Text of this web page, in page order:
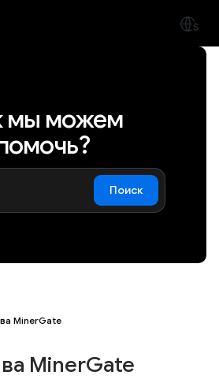
мы можем
Поиск
MinerGate
MinerGate